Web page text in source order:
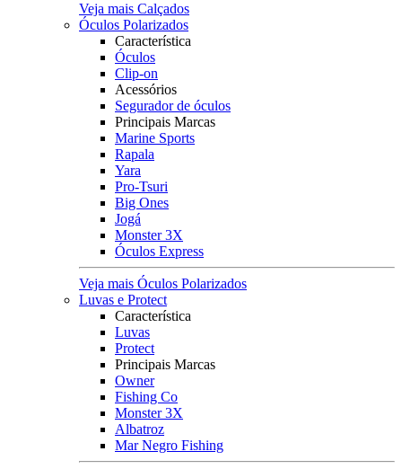
Veja mais Calçados
Óculos Polarizados
Característica
Óculos
Clip-on
Acessórios
Segurador de óculos
Principais Marcas
Marine Sports
Rapala
Yara
Pro-Tsuri
Big Ones
Jogá
Monster 3X
Óculos Express
Veja mais Óculos Polarizados
Luvas e Protect
Característica
Luvas
Protect
Principais Marcas
Owner
Fishing Co
Monster 3X
Albatroz
Mar Negro Fishing